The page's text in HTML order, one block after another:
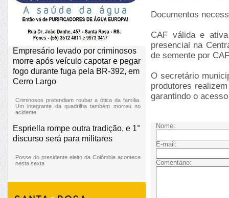
Empresário levado por criminosos
morre após veículo capotar e pegar
fogo durante fuga pela BR-392, em
Cerro Largo
Criminosos pretendiam roubar a ótica da família.
Um integrante da quadrilha também morreu no
acidente
Espriella rompe outra tradição, e 1°
discurso será para militares
Posse do presidente eleito da Colômbia acontece
nesta sexta
Documentos
CAF válida e
presencial na
de semente por
O secretário
produtores
garantindo o
Nome:
E-mail:
Comentário: